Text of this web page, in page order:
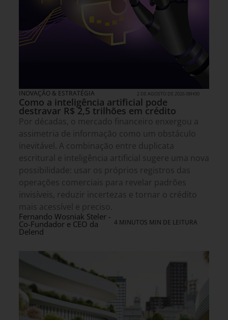
INOVAÇÃO & ESTRATÉGIA 2 DE AGOSTO DE 2026 08H00
Como a inteligência artificial pode
destravar R$ 2,5 trilhões em crédito
Por décadas, o mercado financeiro enxergou a
assimetria de informação como um obstáculo
inevitável. A combinação entre duplicata
escritural e inteligência artificial sugere uma nova
possibilidade: usar os próprios registros das
operações comerciais para revelar padrões
invisíveis, reduzir incertezas e tornar o crédito
mais acessível e preciso.
Fernando Wosniak Steler -
Co-Fundador e CEO da
Delend
4 MINUTOS MIN DE LEITURA